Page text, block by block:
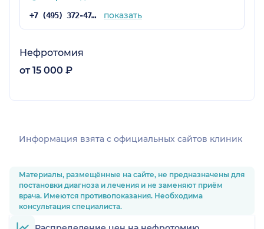
+7 (495) 372-47-61 показать
Нефротомия
от 15 000 ₽
Информация взята c официальных сайтов клиник
Материалы, размещённые на сайте, не предназначены для
постановки диагноза и лечения и не заменяют приём
врача. Имеются противопоказания. Необходима
консультация специалиста.